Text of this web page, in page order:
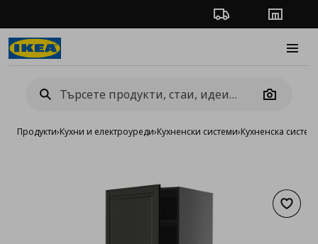
Проследяване на
Camera
Продукти›Кухни и електроуреди›Кухненски системи›Кухненска